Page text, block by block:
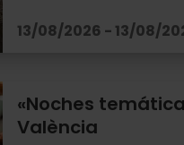
13/08/2026 - 13/08/
«Noches
València